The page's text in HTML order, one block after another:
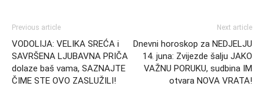
Previous article
VODOLIJA: VELIKA SREĆA i
SAVRŠENA LJUBAVNA PRIČA
dolaze baš vama, SAZNAJTE
ČIME STE OVO ZASLUŽILI!
Next article
Dnevni horoskop za NEDJELJU
14. juna: Zvijezde šalju JAKO
VAŽNU PORUKU, sudbina IM
otvara NOVA VRATA!